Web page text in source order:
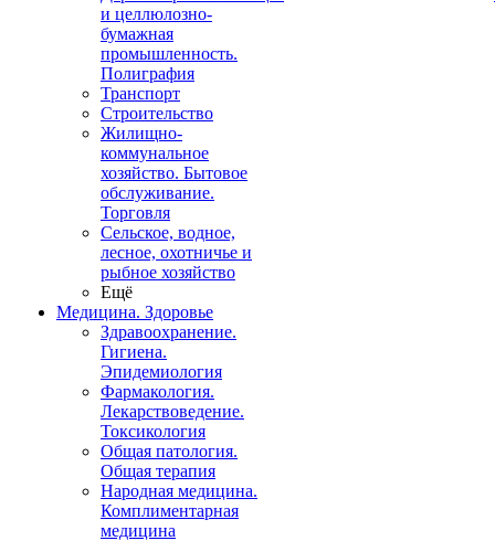
и целлюлозно-
бумажная
промышленность.
Полиграфия
Транспорт
Строительство
Жилищно-
коммунальное
хозяйство. Бытовое
обслуживание.
Торговля
Сельское, водное,
лесное, охотничье и
рыбное хозяйство
Ещё
Медицина. Здоровье
Здравоохранение.
Гигиена.
Эпидемиология
Фармакология.
Лекарствоведение.
Токсикология
Общая патология.
Общая терапия
Народная медицина.
Комплиментарная
медицина